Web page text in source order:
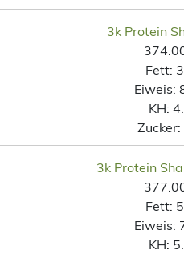
3k Protein
Fett:
Eiweis:
KH:
Zucker:
3k Protein
Fett:
Eiweis:
KH: